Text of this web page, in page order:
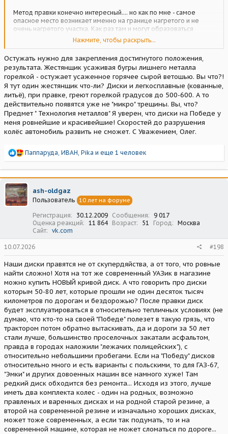
Метод правки конечно интересный.... но как по мне - самое
опасное место возникает именно на границе нагретого и не
очень нагретого участка. Как раз там и могут образоваться
Победоводом! По-максимуму сам такого избегаю. А если что-то
и грею, то только до легкого потемнения. Как правило этого
вполне достаточно. И ни к коем разе не до малинового и не до
красного... да еще и как большинство любит после нагрева
поливать чем-то, остужать....
Нажмите, чтобы раскрыть...
Остужать нужно для закрепления достигнутого положения,
результата. Жестянщик усаживая бугры лишнего металла
горелкой - остужает усаженное горячее сырой ветошью. Вы что?!
Я тут один жестянщик что-ли? Диски и легкосплавные (кованные,
литьё), при правке, греют горелкой градусов до 500-600. А то
действительно появятся уже не "микро" трещины. Вы, что?
Предмет " Технология металлов" Я уверен, что диски на Победе у
меня ровнейшие и красивейшие! Скоростей до разрушения
колёс автомобиль развить не сможет. С Уважением, Олег.
Р
а
к
ц
и
и
Паппаруда ИВАН Pika и еще 1 человек
ash-oldgaz
Пользователь 10 лет на форуме
Регистрация 30.12.2009 Сообщения
9 017
Оценка реакций
11 864 Возраст 51 Город
Москва
Сайт
vk.com
10.07.2026 #198
Наши диски правятся не от скупердяйства, а от того, что ровные
найти сложно! Хотя на тот же современный УАЗик в магазине
можно купить НОВЫЙ кривой диск. А что говорить про диски
которым 50-80 лет, которые прошли не один десяток тысяч
километров по дорогам и бездорожью? После правки диск
будет эксплуатироваться в относительно тепличных условиях (не
думаю, что кто-то на своей "Победе" полезет в такую грязь, что
трактором потом обратно вытаскивать, да и дороги за 50 лет
стали лучше, большинство проселочных закатали асфальтом,
правда в городах наложили "лежачих полицейских"), с
относительно небольшими пробегами. Если на "Победу" дисков
относительно много и есть варианты с польскими, то для ГАЗ-67,
"Эмки" и других довоенных машин все намного хуже! Там
редкий диск обходится без ремонта... Исходя из этого, лучше
иметь два комплекта колес - один на родных, возможно
правленых и варенных дисках и на родной старой резине, а
второй на современной резине и изначально хороших дисках,
может тоже современных, а если так подумать, то и на
современной машине, которая не может сломаться по дороге...